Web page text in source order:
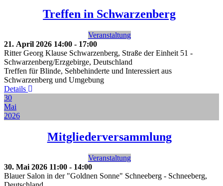
Treffen in Schwarzenberg
Veranstaltung
21. April 2026 14:00 - 17:00
Ritter Georg Klause Schwarzenberg, Straße der Einheit 51 -
Schwarzenberg/Erzgebirge, Deutschland
Treffen für Blinde, Sehbehinderte und Interessiert aus
Schwarzenberg und Umgebung
Details
30
Mai
2026
Mitgliederversammlung
Veranstaltung
30. Mai 2026 11:00 - 14:00
Blauer Salon in der "Goldnen Sonne" Schneeberg - Schneeberg,